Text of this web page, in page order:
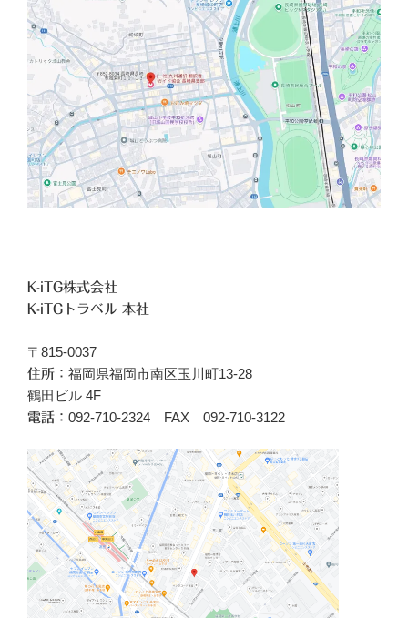
K-iTG株式会社
K-iTGトラベル 本社
〒815-0037
住所： 福岡県福岡市南区玉川町13-28
鶴田ビル 4F
電話： 092-710-2324 FAX 092-710-3122